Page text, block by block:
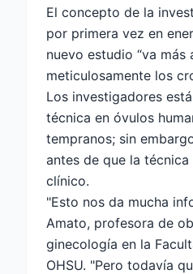
El concepto de la
por primera vez en
nuevo estudio “va más
meticulosamente los
Los investigadores
técnica en óvulos
tempranos; sin
antes de que la
clínico.
"Esto nos da mucha
Amato, profesora de
ginecología en la
OHSU. "Pero todavía